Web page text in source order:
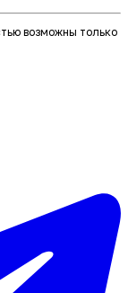
возможны только